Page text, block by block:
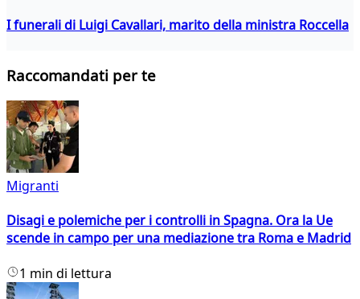
I funerali di Luigi Cavallari, marito della ministra Roccella
Raccomandati per te
Migranti
Disagi e polemiche per i controlli in Spagna. Ora la Ue
scende in campo per una mediazione tra Roma e Madrid
1 min di lettura